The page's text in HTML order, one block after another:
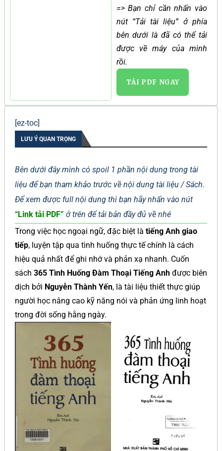
=> Bạn chỉ cần nhấn vào
nút “Tải tài liệu” ở phía
bên dưới là đã có thể tải
được về máy của mình
rồi.
TẢI PDF NGAY
[ez-toc]
LƯU Ý QUAN TRỌNG
Bên dưới đây mình có spoil 1 phần nội dung trong tài
liệu để bạn tham khảo trước về nội dung tài liệu / Sách.
Để xem được full nội dung thì bạn hãy nhấn vào nút
“Link tải PDF” ở trên để tải bản đầy đủ về nhé
Trong việc học ngoại ngữ, đặc biệt là tiếng Anh giao
tiếp, luyện tập qua tình huống thực tế chính là cách
hiệu quả nhất để ghi nhớ và phản xạ nhanh. Cuốn
sách 365 Tình Huống Đàm Thoại Tiếng Anh được biên
dịch bởi Nguyễn Thành Yến, là tài liệu thiết thực giúp
người học nâng cao kỹ năng nói và phản ứng linh hoạt
trong đời sống hằng ngày.